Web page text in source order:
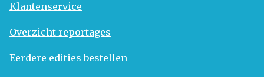
Klantenservice
Overzicht reportages
Eerdere edities bestellen